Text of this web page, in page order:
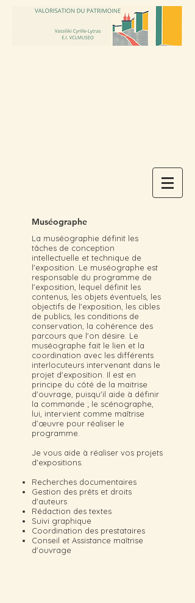
Muséographe
La muséographie définit les
tâches de conception
intellectuelle et technique de
l'exposition. Le muséographe est
responsable du programme de
l'exposition, lequel définit les
contenus, les objets éventuels, les
objectifs de l'exposition, les cibles
de publics, les conditions de
conservation, la cohérence des
parcours que l'on désire. Le
muséographe fait le lien et la
coordination avec les différents
interlocuteurs intervenant dans le
projet d'exposition. Il est en
principe du côté de la maitrise
d'ouvrage, puisqu'il aide à définir
la commande ; le scénographe,
lui, intervient comme maîtrise
d’œuvre pour réaliser le
programme.
Je vous aide à réaliser vos projets
d'expositions.
Recherches documentaires
Gestion des prêts et droits
d'auteurs
Rédaction des textes
Suivi graphique
Coordination des prestataires
Conseil et Assistance maîtrise
d'ouvrage